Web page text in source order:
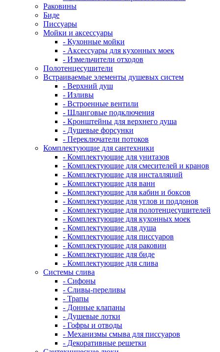
Раковины
Биде
Писсуары
Мойки и аксессуары
- Кухонные мойки
- Аксессуары для кухонных моек
- Измельчители отходов
Полотенцесушители
Встраиваемые элементы душевых систем
- Верхний душ
- Изливы
- Встроенные вентили
- Шланговые подключения
- Кронштейны для верхнего душа
- Душевые форсунки
- Переключатели потоков
Комплектующие для сантехники
- Комплектующие для унитазов
- Комплектующие для смесителей и кранов
- Комплектующие для инсталляций
- Комплектующие для ванн
- Комплектующие для кабин и боксов
- Комплектующие для углов и поддонов
- Комплектующие для полотенцесушителей
- Комплектующие для кухонных моек
- Комплектующие для душа
- Комплектующие для писсуаров
- Комплектующие для раковин
- Комплектующие для биде
- Комплектующие для слива
Системы слива
- Сифоны
- Сливы-переливы
- Трапы
- Донные клапаны
- Душевые лотки
- Гофры и отводы
- Механизмы смыва для писсуаров
- Декоративные решетки